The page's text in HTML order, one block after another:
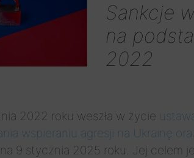
Sankcje
na
2022
2022 roku weszła w życie
wspieraniu agresji na Ukrainę
9 stycznia 2025 roku. Jej celem